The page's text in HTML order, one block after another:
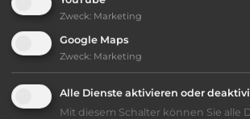
Platzeinrichtung: ausreichend
Geräuschkulisse: sehr ruhig
Hygiene: befriedigend
Zweck: Marketing
Google Maps
Zweck: Marketing
Alle Dienste aktivieren oder
Mit diesem Schalter können Sie alle